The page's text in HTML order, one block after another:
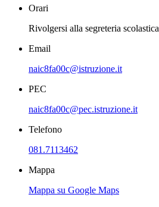
Orari
Rivolgersi alla segreteria scolastica
Email
naic8fa00c@istruzione.it
PEC
naic8fa00c@pec.istruzione.it
Telefono
081.7113462
Mappa
Mappa su Google Maps